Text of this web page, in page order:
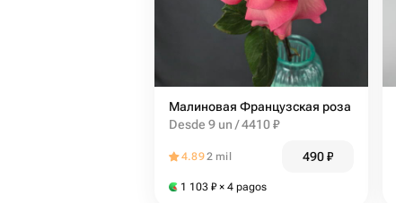
Малиновая Французская роза
Desde 9 un / 4410 ₽
4.892 mil 490₽
1 103 ₽ × 4 pagos